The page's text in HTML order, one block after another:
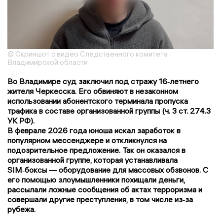
© Скриншот с видео Следственного комитета
Владимирской области
Во Владимире суд заключил под стражу 16‑летнего
жителя Черкесска. Его обвиняют в незаконном
использовании абонентского терминала пропуска
трафика в составе организованной группы (ч. 3 ст. 274.3
УК РФ).
В феврале 2026 года юноша искал заработок в
популярном мессенджере и откликнулся на
подозрительное предложение. Так он оказался в
организованной группе, которая устанавливала
SIM‑боксы — оборудование для массовых обзвонов. С
его помощью злоумышленники похищали деньги,
рассылали ложные сообщения об актах терроризма и
совершали другие преступления, в том числе из‑за
рубежа.